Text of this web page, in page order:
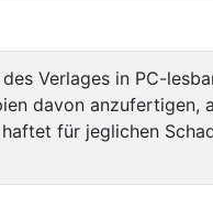
Verlages in PC-
davon anzufertigen,
für jeglichen